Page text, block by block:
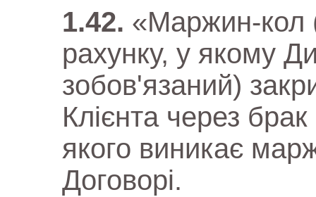
«Маржин-кол
рахунку, у якому
зобов'язаний)
Клієнта через
якого виникає
Договорі.